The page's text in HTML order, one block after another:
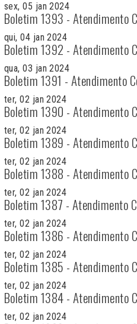
sex, 05 jan 2024
Boletim 1393 - Atendimento
qui, 04 jan 2024
Boletim 1392 - Atendimento
qua, 03 jan 2024
Boletim 1391 - Atendimento
ter, 02 jan 2024
Boletim 1390 - Atendimento
ter, 02 jan 2024
Boletim 1389 - Atendimento
ter, 02 jan 2024
Boletim 1388 - Atendimento
ter, 02 jan 2024
Boletim 1387 - Atendimento
ter, 02 jan 2024
Boletim 1386 - Atendimento
ter, 02 jan 2024
Boletim 1385 - Atendimento
ter, 02 jan 2024
Boletim 1384 - Atendimento
ter, 02 jan 2024